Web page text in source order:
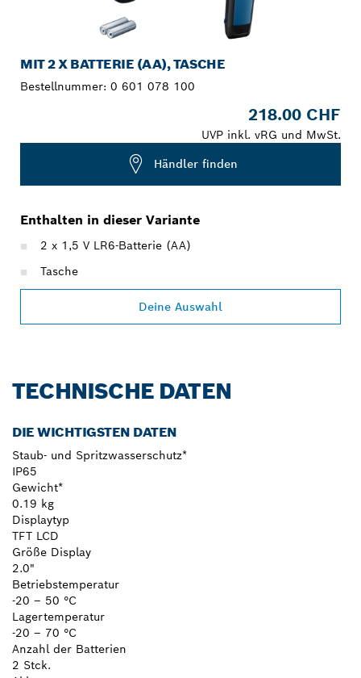
MIT 2 X BATTERIE (AA), TASCHE
Bestellnummer: 0 601 078 100
218.00 CHF
UVP inkl. vRG und MwSt.
Händler finden
Enthalten in dieser Variante
2 x 1,5 V LR6-Batterie (AA)
Tasche
Deine Auswahl
TECHNISCHE DATEN
DIE WICHTIGSTEN DATEN
Staub- und Spritzwasserschutz*
IP65
Gewicht*
0.19 kg
Displaytyp
TFT LCD
Größe Display
2.0"
Betriebstemperatur
-20 – 50 °C
Lagertemperatur
-20 – 70 °C
Anzahl der Batterien
2 Stck.